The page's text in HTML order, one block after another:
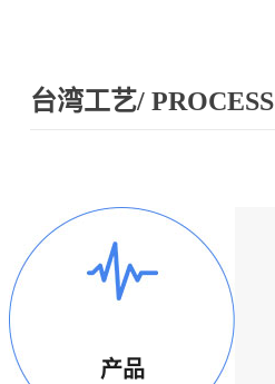
台湾工艺/ PROCESS
产品